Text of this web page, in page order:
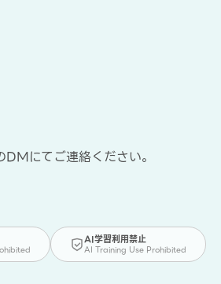
にてご連絡ください。
AI学習利用禁止
AI Training Use Prohibited